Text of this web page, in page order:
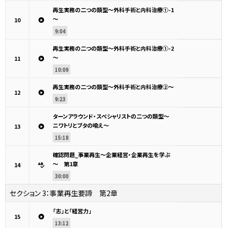
10
再生実務の二つの類型～外科手術と内科治療①-1
～
9:04
11
再生実務の二つの類型～外科手術と内科治療①-2
～
10:09
12
再生実務の二つの類型～外科手術と内科治療②～
9:23
13
ターンアラウンド・スペシャリストの二つの類型～
ニワトリとブタの喩え～
15:18
14
確認問題_事業再生～企業経営・企業再生を学ぶ
～ 第1章
30:00
セクション 3：事業再生要諦 第2章
15
「志」と「経営力」
13:12